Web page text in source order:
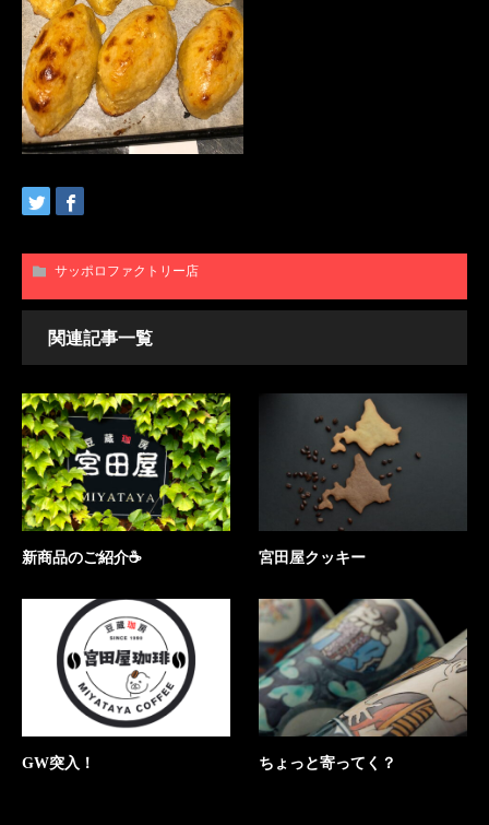
サッポロファクトリー店
関連記事一覧
新商品のご紹介☕ 宮田屋クッキー
GW突入！ ちょっと寄ってく？